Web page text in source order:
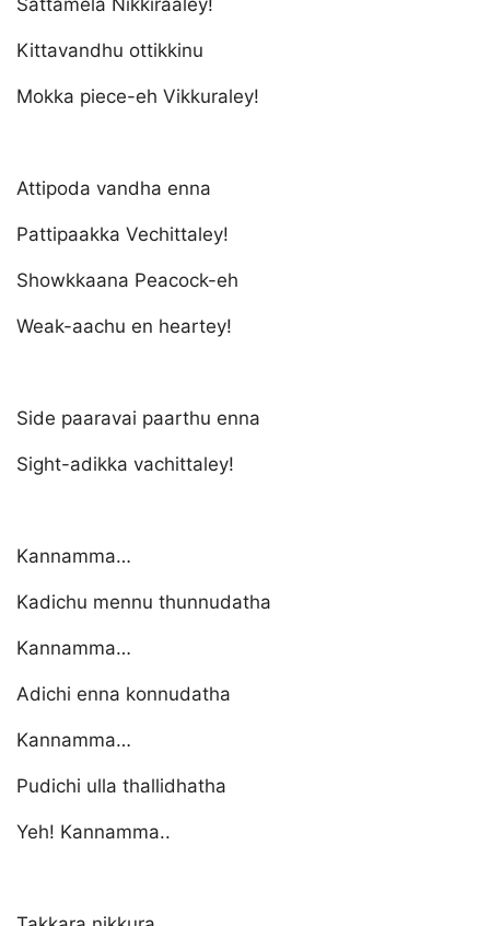
Sattamela Nikkiraaley!
Kittavandhu ottikkinu
Mokka piece-eh Vikkuraley!
Attipoda vandha enna
Pattipaakka Vechittaley!
Showkkaana Peacock-eh
Weak-aachu en heartey!
Side paaravai paarthu enna
Sight-adikka vachittaley!
Kannamma…
Kadichu mennu thunnudatha
Kannamma…
Adichi enna konnudatha
Kannamma…
Pudichi ulla thallidhatha
Yeh! Kannamma..